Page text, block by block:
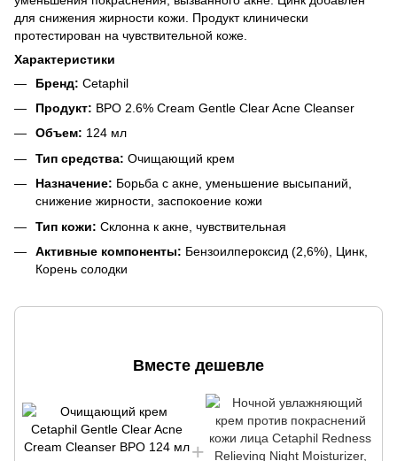
для снижения жирности кожи. Продукт клинически
протестирован на чувствительной коже.
Характеристики
Бренд: Cetaphil
Продукт: BPO 2.6% Cream Gentle Clear Acne Cleanser
Объем: 124 мл
Тип средства: Очищающий крем
Назначение: Борьба с акне, уменьшение высыпаний,
снижение жирности, заспокоение кожи
Тип кожи: Склонна к акне, чувствительная
Активные компоненты: Бензоилпероксид (2,6%), Цинк,
Корень солодки
Вместе дешевле